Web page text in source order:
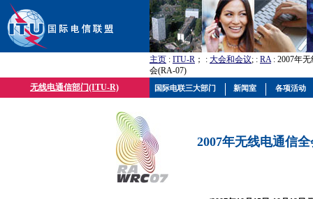
主页 : ITU-R ； : 大会和会议; : RA: 2007年
会(RA-07)
无线电通信部门(ITU-R)
2007年无线电通信
国际电联三大部门 新闻室 各项活动